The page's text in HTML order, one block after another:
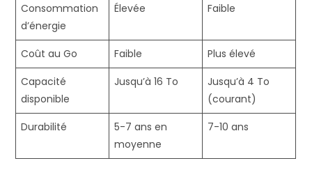
Consommation
d’énergie
Élevée Faible
Coût au Go Faible
Plus élevé
Capacité
disponible
Jusqu’à 16 To
Jusqu’à 4 To
(courant)
Durabilité
5-7 ans en
moyenne
7-10 ans